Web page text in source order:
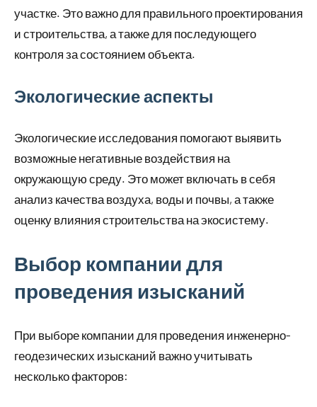
участке. Это важно для правильного проектирования
и строительства, а также для последующего
контроля за состоянием объекта.
Экологические аспекты
Экологические исследования помогают выявить
возможные негативные воздействия на
окружающую среду. Это может включать в себя
анализ качества воздуха, воды и почвы, а также
оценку влияния строительства на экосистему.
Выбор компании для
проведения изысканий
При выборе компании для проведения инженерно-
геодезических изысканий важно учитывать
несколько факторов: